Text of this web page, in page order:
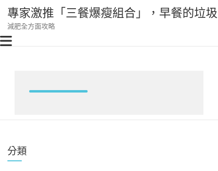
content
專家激推「三餐爆瘦組合」，早餐的垃
減肥全方面攻略
分類